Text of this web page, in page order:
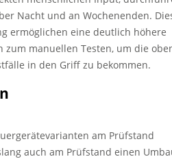
Nacht und an Wochenenden.
ermöglichen eine deutlich höhere
zum manuellen Testen, um die
in den Griff zu bekommen.
am Prüfstand
auch am Prüfstand einen